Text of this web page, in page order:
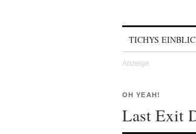
TICHYS
OH YEAH!
Last Exit